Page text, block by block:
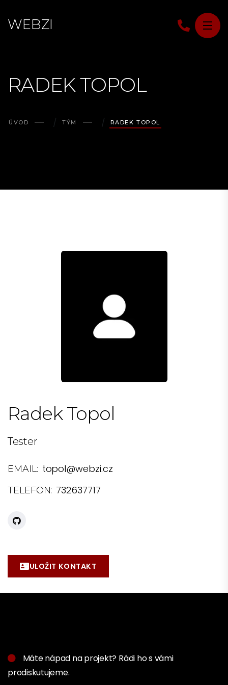
WEBZI
RADEK TOPOL
ÚVOD TÝM RADEK TOPOL
Radek Topol
Tester
EMAIL: topol@webzi.cz
TELEFON: 732637717
ULOŽIT KONTAKT
Máte nápad na projekt? Rádi ho s vámi
prodiskutujeme.